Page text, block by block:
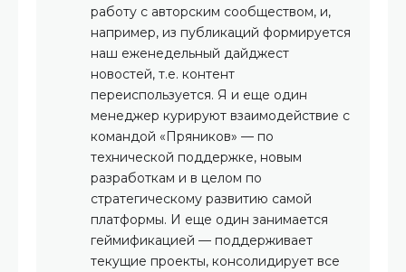
работу с авторским сообществом, и,
например, из публикаций формируется
наш еженедельный дайджест
новостей, т.е. контент
переиспользуется. Я и еще один
менеджер курируют взаимодействие с
командой «Пряников» — по
технической поддержке, новым
разработкам и в целом по
стратегическому развитию самой
платформы. И еще один занимается
геймификацией — поддерживает
текущие проекты, консолидирует все